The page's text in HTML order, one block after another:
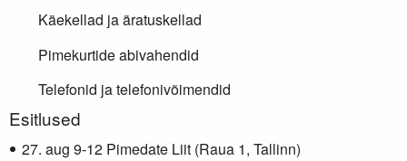
Käekellad ja äratuskellad
Pimekurtide abivahendid
Telefonid ja telefonivõimendid
Lisainfo
Esitlused
aug 9-12 Pimedate Liit (Raua 1, Tallinn)